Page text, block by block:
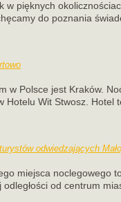
w pięknych
do poznania
w Polsce jest Kraków.
Hotelu Wit Stwosz. Hotel
odwiedzających
miejsca noclegowego
od centrum